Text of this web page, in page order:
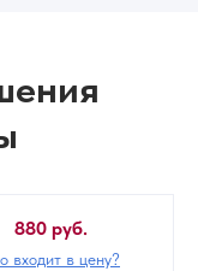
880 руб.
входит в цену?